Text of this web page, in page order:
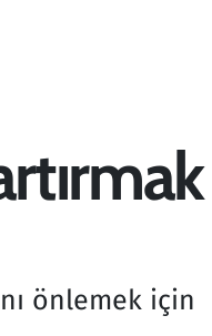
önlemek için